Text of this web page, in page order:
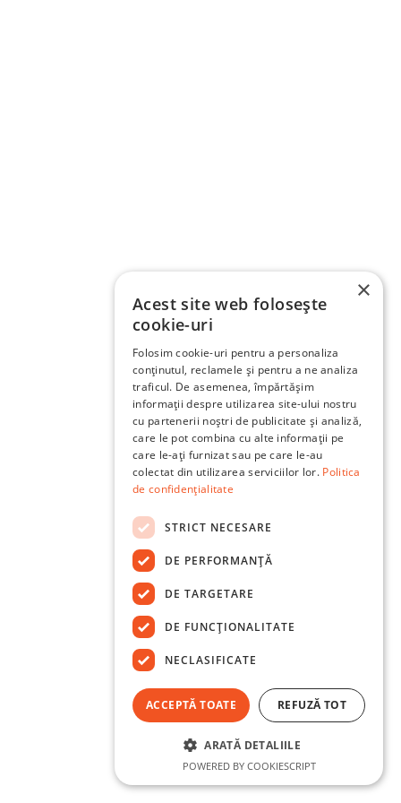
×
Acest site web folosește
cookie-uri
Folosim cookie-uri pentru a personaliza
conținutul, reclamele și pentru a ne analiza
traficul. De asemenea, împărtășim
informații despre utilizarea site-ului nostru
cu partenerii noștri de publicitate și analiză,
care le pot combina cu alte informații pe
care le-ați furnizat sau pe care le-au
colectat din utilizarea serviciilor lor. Politica
de confidențialitate
STRICT NECESARE
DE PERFORMANȚĂ
DE TARGETARE
DE FUNCŢIONALITATE
NECLASIFICATE
ACCEPTĂ TOATE REFUZĂ TOT
ARATĂ DETALIILE
POWERED BY COOKIESCRIPT